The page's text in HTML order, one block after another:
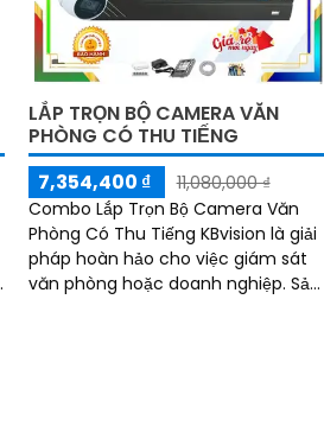
LẮP TRỌN BỘ CAMERA VĂN
PHÒNG CÓ THU TIẾNG
7,354,400 ₫
11,080,000 ₫
Combo Lắp Trọn Bộ Camera Văn
Phòng Có Thu Tiếng KBvision là giải
pháp hoàn hảo cho việc giám sát
văn phòng hoặc doanh nghiệp. Sản